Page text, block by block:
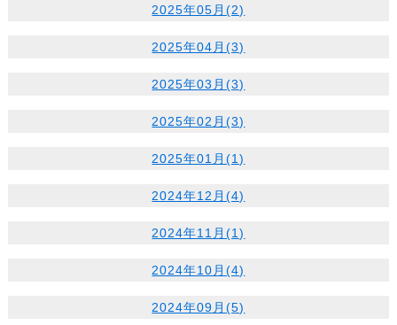
2025年05月(2)
2025年04月(3)
2025年03月(3)
2025年02月(3)
2025年01月(1)
2024年12月(4)
2024年11月(1)
2024年10月(4)
2024年09月(5)